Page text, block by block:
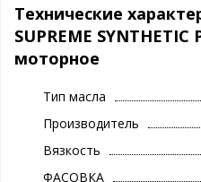
максимального уровня
внутреннего сгорания послед-
корейских, японских и
использующих в качестве
базовых масел с повышенным
добавлением улучшенного
Технические
SUPREME
моторное
Тип масла
Производитель
Вязкость
ФАСОВКА